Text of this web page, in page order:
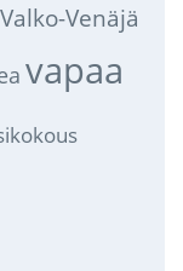
Valko-Venäjä
vapaa